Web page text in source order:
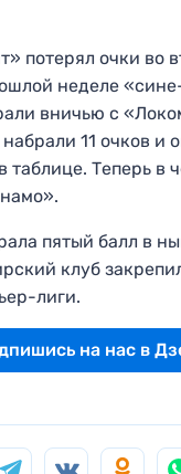
потерял очки во
неделе
вничью с
11 очков и
таблице. Теперь в
пятый балл в
клуб
лиги.
на нас в